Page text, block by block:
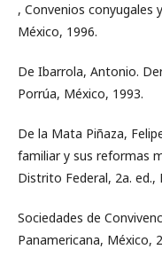
, Convenios conyugales
México, 1996.
De Ibarrola, Antonio.
Porrúa, México, 1993.
De la Mata Piñaza,
familiar y sus reformas
Distrito Federal, 2a. ed.,
Sociedades de
Panamericana, México,